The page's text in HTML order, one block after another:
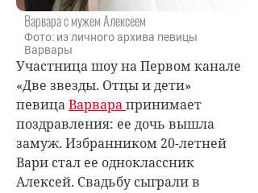
Варвара с мужем Алексеем
Фото: из личного архива певицы
Варвары
Участница шоу на Первом канале
«Две звезды. Отцы и дети»
певицаВарварапринимает
поздравления: ее дочь вышла
замуж. Избранником 20-летней
Вари стал ее одноклассник
Алексей. Свадьбу сыграли в